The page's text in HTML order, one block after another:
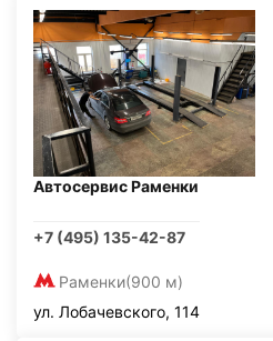
Автосервис Раменки
+7 (495) 135-42-87
Раменки(900 м)
ул. Лобачевского, 114